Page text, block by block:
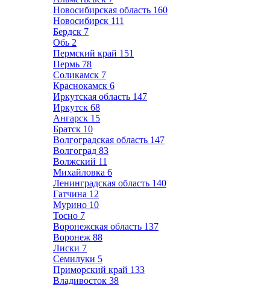
Новосибирская область 160
Новосибирск 111
Бердск 7
Обь 2
Пермский край 151
Пермь 78
Соликамск 7
Краснокамск 6
Иркутская область 147
Иркутск 68
Ангарск 15
Братск 10
Волгоградская область 147
Волгоград 83
Волжский 11
Михайловка 6
Ленинградская область 140
Гатчина 12
Мурино 10
Тосно 7
Воронежская область 137
Воронеж 88
Лиски 7
Семилуки 5
Приморский край 133
Владивосток 38